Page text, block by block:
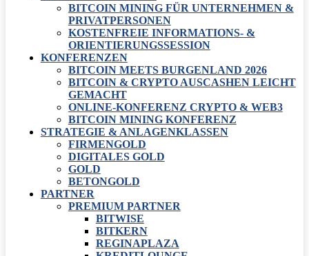
BITCOIN MINING FÜR UNTERNEHMEN &
PRIVATPERSONEN
KOSTENFREIE INFORMATIONS- &
ORIENTIERUNGSSESSION
KONFERENZEN
BITCOIN MEETS BURGENLAND 2026
BITCOIN & CRYPTO AUSCASHEN LEICHT
GEMACHT
ONLINE-KONFERENZ CRYPTO & WEB3
BITCOIN MINING KONFERENZ
STRATEGIE & ANLAGENKLASSEN
FIRMENGOLD
DIGITALES GOLD
GOLD
BETONGOLD
PARTNER
PREMIUM PARTNER
BITWISE
BITKERN
REGINAPLAZA